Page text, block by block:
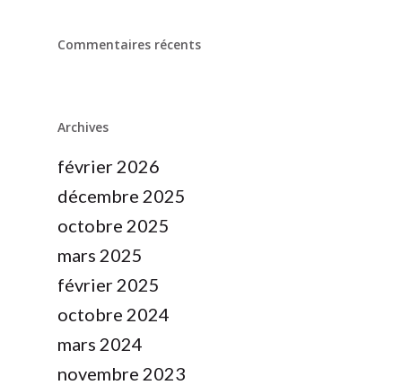
Commentaires récents
Archives
février 2026
décembre 2025
octobre 2025
mars 2025
février 2025
octobre 2024
mars 2024
novembre 2023